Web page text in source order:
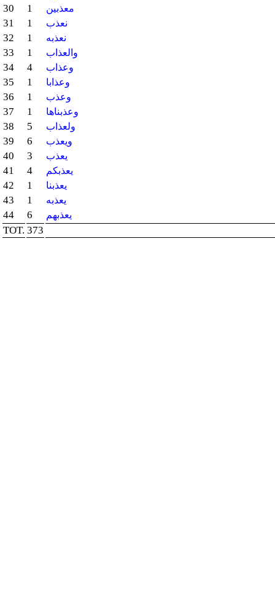
30 1 معذبين
31 1 نعذب
32 1 نعذبه
33 1 والعذاب
34 4 وعذاب
35 1 وعذابا
36 1 وعذب
37 1 وعذبناها
38 5 ولعذاب
39 6 ويعذب
40 3 يعذب
41 4 يعذبكم
42 1 يعذبنا
43 1 يعذبه
44 6 يعذبهم
TOT. 373